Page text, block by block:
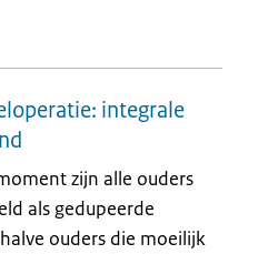
integrale
zijn alle ouders
als gedupeerde
ouders die moeilijk